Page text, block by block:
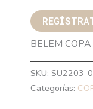
BELEM
SKU: SU2203-
Categorías: